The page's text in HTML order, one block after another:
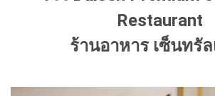
Restaurant
ร้านอาหาร เซ็นทรัล